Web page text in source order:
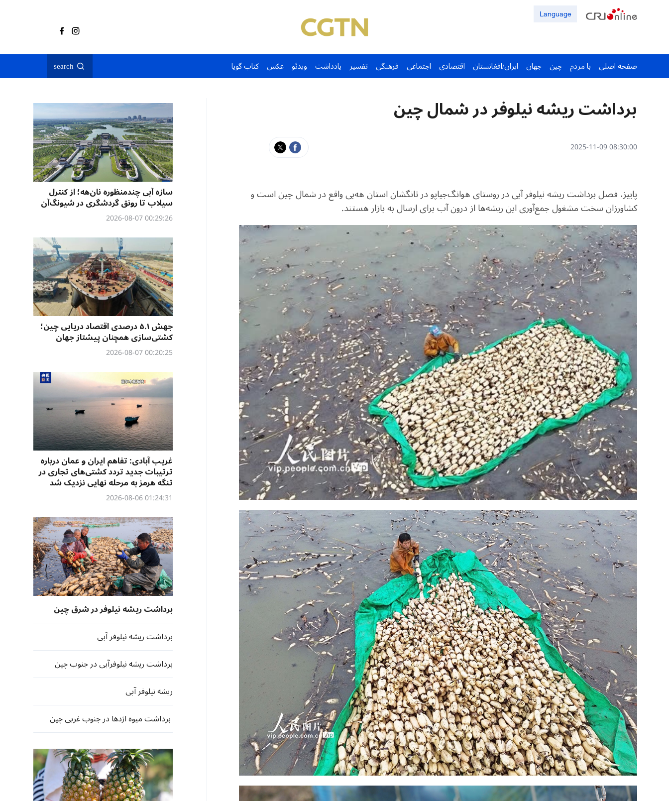
Language
صفحه اصلی با مردم چین جهان ایران/افغانستان اقتصادی اجتماعی فرهنگی تفسیر یادداشت ویدئو عکس کتاب گویا search
برداشت ریشه نیلوفر در شمال چین
08:30:00 2025-11-09
پاییز، فصل برداشت ریشه نیلوفر آبی در روستای هوانگ‌جیاپو در تانگشان استان هه‌بی واقع در شمال چین است و
کشاورزان سخت مشغول جمع‌آوری این ریشه‌ها از درون آب‌ برای ارسال به بازار هستند.
سازه آبی چندمنظوره نان‌هه؛ از کنترل
سیلاب تا رونق گردشگری در شیونگ‌آن
00:29:26 2026-08-07
جهش ۵.۱ درصدی اقتصاد دریایی چین؛
کشتی‌سازی همچنان پیشتاز جهان
00:20:25 2026-08-07
غریب آبادی: تفاهم ایران و عمان درباره
ترتیبات جدید تردد کشتی‌های تجاری در
تنگه هرمز به مرحله نهایی نزدیک شد
01:24:31 2026-08-06
برداشت ریشه نیلوفر در شرق چین
برداشت ریشه نیلوفر آبی
برداشت ریشه نیلوفرآبی در جنوب چین
ریشه نیلوفر آبی
برداشت میوه اژدها در جنوب غربی چین